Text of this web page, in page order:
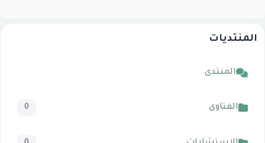
المنتديات
المنتدى
الفتاوى 0